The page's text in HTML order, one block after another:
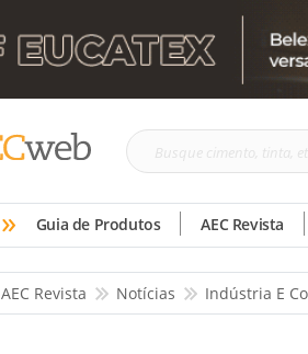
Busque
tinta,
etc
» Guia de Produtos AEC Revista
AEC Revista Notícias Indústria E